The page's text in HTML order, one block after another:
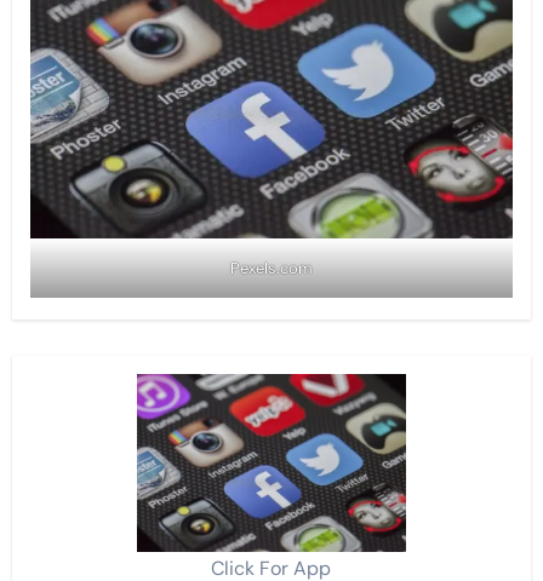
Pexels.com
Click For App